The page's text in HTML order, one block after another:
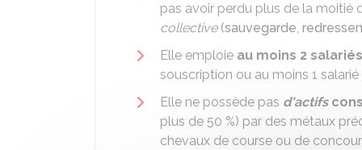
pas avoir perdu plus de la moitié
collective(sauvegarde,
Elle emploie au moins 2 salariés
souscription ou au moins 1
Elle ne possède pas d'actifs
plus de 50 %) par des métaux
chevaux de course ou de